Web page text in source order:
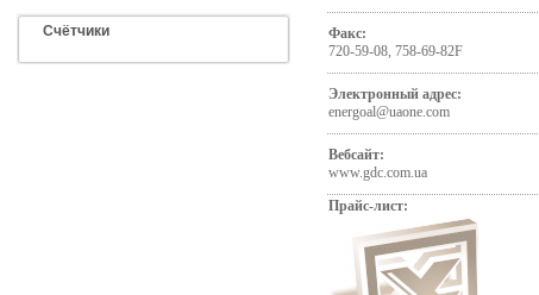
Счётчики
Факс:
720-59-08, 758-69-82F
Электронный адрес:
energoal@uaone.com
Вебсайт:
www.gdc.com.ua
Прайс-лист: